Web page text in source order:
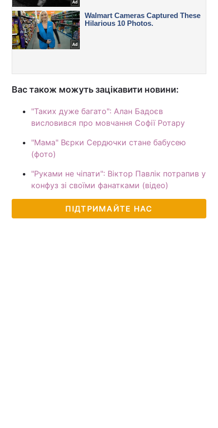
Вас також можуть зацікавити новини:
"Таких дуже багато": Алан Бадоєв
висловився про мовчання Софії Ротару
"Мама" Вєрки Сердючки стане бабусею
(фото)
"Руками не чіпати": Віктор Павлік потрапив у
конфуз зі своїми фанатками (відео)
ПІДТРИМАЙТЕ НАС